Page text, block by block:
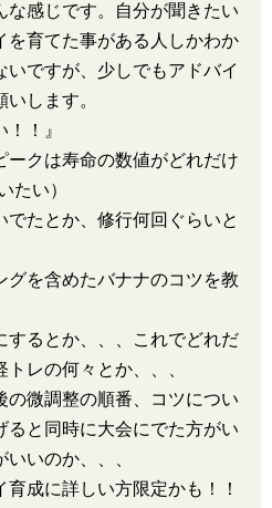
な感じです。自分が聞きたい
を育てた事がある人しかわか
いですが、少しでもアドバイ
します。
！！』
ークは寿命の数値がどれだけ
たい）
でたとか、修行何回ぐらいと
グを含めたバナナのコツを教
するとか、、、これでどれだ
レの何々とか、、、
の微調整の順番、コツについ
ると同時に大会にでた方がい
いのか、、、
育成に詳しい方限定かも！！